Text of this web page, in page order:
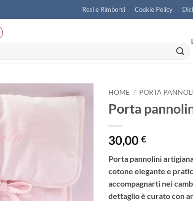
Resi e Rimborsi Cookie Policy
HOME / PORTA
Porta
30,00€
Porta pannolini
cotone elegante e
accompagnarti nei
dettaglio è curato con